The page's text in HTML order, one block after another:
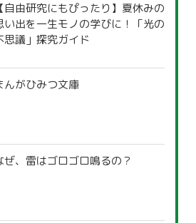
【自由研究にもぴったり】夏休みの
い出を一生モノの学びに！「光の
思議」探究ガイド
んがひみつ文庫
ぜ、雷はゴロゴロ鳴るの？